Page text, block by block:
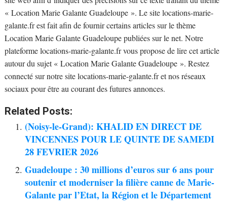
« Location Marie Galante Guadeloupe ». Le site locations-marie-
galante.fr est fait afin de fournir certains articles sur le thème
Location Marie Galante Guadeloupe publiées sur le net. Notre
plateforme locations-marie-galante.fr vous propose de lire cet article
autour du sujet « Location Marie Galante Guadeloupe ». Restez
connecté sur notre site locations-marie-galante.fr et nos réseaux
sociaux pour être au courant des futures annonces.
Related Posts:
(Noisy-le-Grand): KHALID EN DIRECT DE
VINCENNES POUR LE QUINTE DE SAMEDI
28 FEVRIER 2026
Guadeloupe : 30 millions d’euros sur 6 ans pour
soutenir et moderniser la filière canne de Marie-
Galante par l’Etat, la Région et le Département